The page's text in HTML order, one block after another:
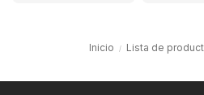
Inicio Lista de